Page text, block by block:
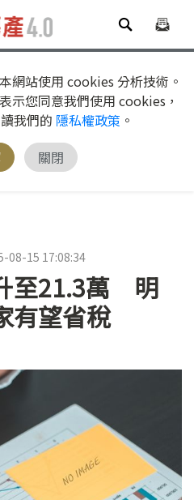
網站使用 cookies 分析技術。
示您同意我們使用 cookies，
我們的 隱私權政策 。
關閉
08-15 17:08:34
至21.3萬 明
有望省稅